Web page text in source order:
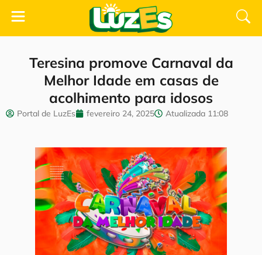
Teresina promove Carnaval da
Melhor Idade em casas de
acolhimento para idosos
Portal de LuzEs fevereiro 24, 2025 Atualizada 11:08